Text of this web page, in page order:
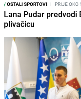
/OSTALI SPORTOVI I PRIJE OKO
Lana Pudar predvodi
plivačicu